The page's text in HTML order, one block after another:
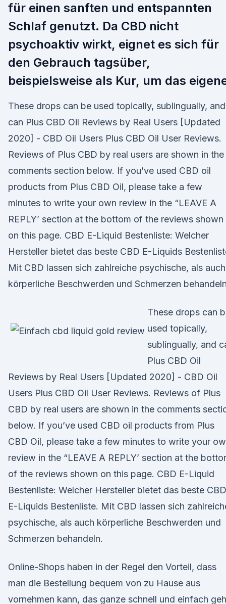
für einen sanften und entspannten
Schlaf genutzt. Da CBD nicht
psychoaktiv wirkt, eignet es sich für
den Gebrauch tagsüber,
beispielsweise als Kur, um das
These drops can be used topically, sublingually, and
can Plus CBD Oil Reviews by Real Users [Updated
2020] - CBD Oil Users Plus CBD Oil User Reviews.
Reviews of Plus CBD by real users are shown in the
comments section below. If you’ve used CBD oil
products from Plus CBD Oil, please take a few
minutes to write your own review in the “LEAVE A
REPLY’ section at the bottom of the reviews shown
on this page. CBD E-Liquid Bestenliste: Welcher
Hersteller bietet das beste CBD E-Liquids
Mit CBD lassen sich zahlreiche psychische, als auch
körperliche Beschwerden und Schmerzen
These drops can
used topically,
sublingually, and
Plus CBD Oil
Reviews by Real Users [Updated 2020] - CBD Oil
Users Plus CBD Oil User Reviews. Reviews of Plus
CBD by real users are shown in the comments
below. If you’ve used CBD oil products from Plus
CBD Oil, please take a few minutes to write your
review in the “LEAVE A REPLY’ section at the
of the reviews shown on this page. CBD E-Liquid
Bestenliste: Welcher Hersteller bietet das beste CBD
E-Liquids Bestenliste. Mit CBD lassen sich
psychische, als auch körperliche Beschwerden und
Schmerzen behandeln.
Online-Shops haben in der Regel den Vorteil, dass
man die Bestellung bequem von zu Hause aus
vornehmen kann, das ganze schnell und einfach